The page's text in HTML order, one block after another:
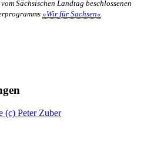
Sächsischen Landtag beschlossenen
»Wir für Sachsen«.